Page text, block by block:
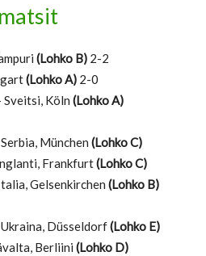
(Lohko B) 2-2
(Lohko A) 2-0
Sveitsi, Köln (Lohko A)
München (Lohko C)
Frankfurt(Lohko C)
Gelsenkirchen (Lohko B)
Düsseldorf(Lohko E)
Berliini (Lohko D)